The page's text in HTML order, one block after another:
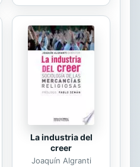
La industria del
creer
Joaquín Algranti